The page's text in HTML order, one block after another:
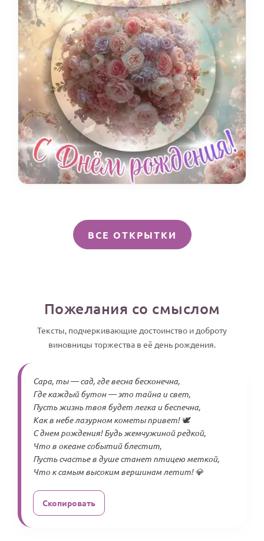
ВСЕ ОТКРЫТКИ
Пожелания со смыслом
Тексты, подчеркивающие достоинство и доброту
виновницы торжества в её день рождения.
Сара, ты — сад, где весна бесконечна,
Где каждый бутон — это тайна и свет,
Пусть жизнь твоя будет легка и беспечна,
Как в небе лазурном кометы привет! 🕊️
С днем рождения! Будь жемчужиной редкой,
Что в океане событий блестит,
Пусть счастье в душе станет птицею меткой,
Что к самым высоким вершинам летит! 💎
Скопировать